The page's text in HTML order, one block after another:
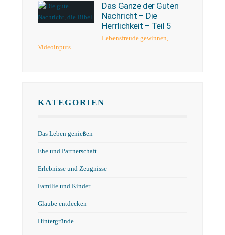
Das Ganze der Guten
Nachricht – Die
Herrlichkeit – Teil 5
Lebensfreude gewinnen,
Videoinputs
KATEGORIEN
Das Leben genießen
Ehe und Partnerschaft
Erlebnisse und Zeugnisse
Familie und Kinder
Glaube entdecken
Hintergründe